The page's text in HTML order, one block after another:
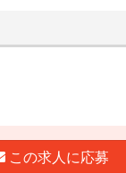
この求人に応募